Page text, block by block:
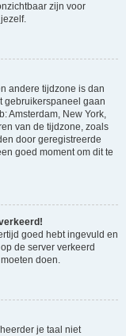
zijn voor
andere tijdzone is dan
gebruikerspaneel gaan
Amsterdam, New York,
van de tijdzone, zoals
door geregistreerde
goed moment om dit te
goed hebt ingevuld en
de server verkeerd
doen.
je taal niet